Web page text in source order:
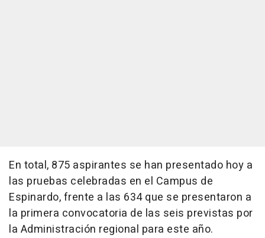
En total, 875 aspirantes se han presentado hoy a
las pruebas celebradas en el Campus de
Espinardo, frente a las 634 que se presentaron a
la primera convocatoria de las seis previstas por
la Administración regional para este año.